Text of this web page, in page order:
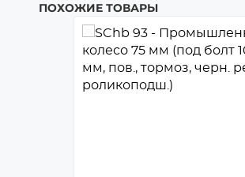
ПОХОЖИЕ ТОВАРЫ